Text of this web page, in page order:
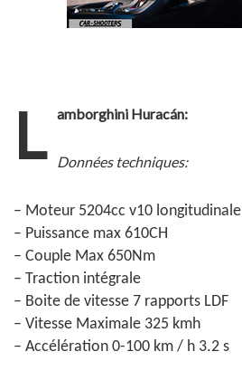
L amborghini Huracán:
Données techniques:
– Moteur 5204cc v10 longitudinale
– Puissance max 610CH
– Couple Max 650Nm
– Traction intégrale
– Boite de vitesse 7 rapports LDF
– Vitesse Maximale 325 kmh
– Accélération 0-100 km / h 3.2 s